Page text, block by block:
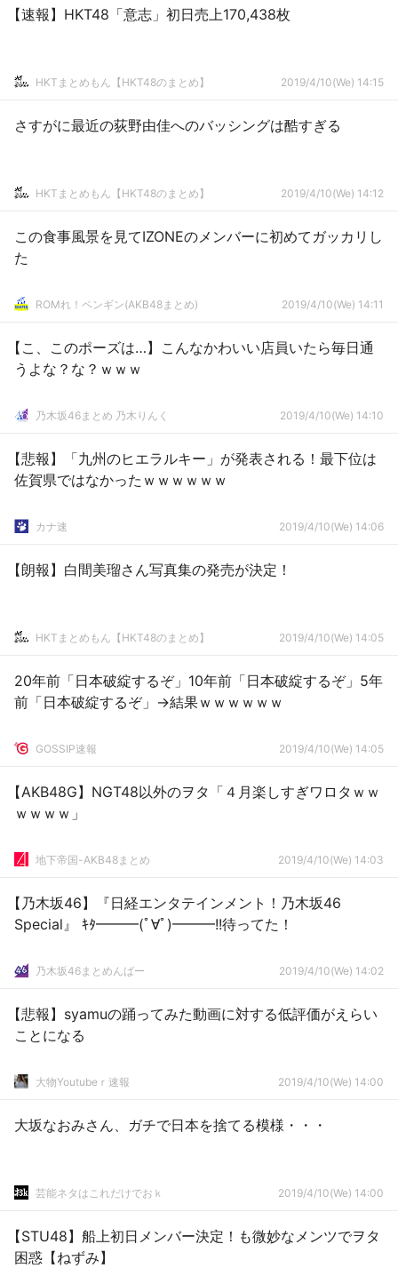
【速報】HKT48「意志」初日売上170,438枚
HKTまとめもん【HKT48のまとめ】 2019/4/10(We) 14:15
さすがに最近の荻野由佳へのバッシングは酷すぎる
HKTまとめもん【HKT48のまとめ】 2019/4/10(We) 14:12
この食事風景を見てIZONEのメンバーに初めてガッカリし
た
ROMれ！ペンギン(AKB48まとめ) 2019/4/10(We) 14:11
【こ、このポーズは…】こんなかわいい店員いたら毎日通
うよな？な？ｗｗｗ
乃木坂46まとめ 乃木りんく 2019/4/10(We) 14:10
【悲報】「九州のヒエラルキー」が発表される！最下位は
佐賀県ではなかったｗｗｗｗｗｗ
カナ速 2019/4/10(We) 14:06
【朗報】白間美瑠さん写真集の発売が決定！
HKTまとめもん【HKT48のまとめ】 2019/4/10(We) 14:05
20年前「日本破綻するぞ」10年前「日本破綻するぞ」5年
前「日本破綻するぞ」→結果ｗｗｗｗｗｗ
GOSSIP速報 2019/4/10(We) 14:05
【AKB48G】NGT48以外のヲタ「４月楽しすぎワロタｗｗ
ｗｗｗｗ」
地下帝国-AKB48まとめ 2019/4/10(We) 14:03
【乃木坂46】『日経エンタテインメント！乃木坂46
Special』 ｷﾀ━━━(ﾟ∀ﾟ)━━━!!待ってた！
乃木坂46まとめんばー 2019/4/10(We) 14:02
【悲報】syamuの踊ってみた動画に対する低評価がえらい
ことになる
大物Youtubeｒ速報 2019/4/10(We) 14:00
大坂なおみさん、ガチで日本を捨てる模様・・・
芸能ネタはこれだけでおｋ 2019/4/10(We) 14:00
【STU48】船上初日メンバー決定！も微妙なメンツでヲタ
困惑【ねずみ】